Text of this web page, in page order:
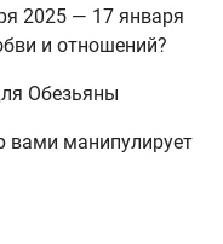
2025 — 17 января
и отношений?
Обезьяны
вами манипулирует